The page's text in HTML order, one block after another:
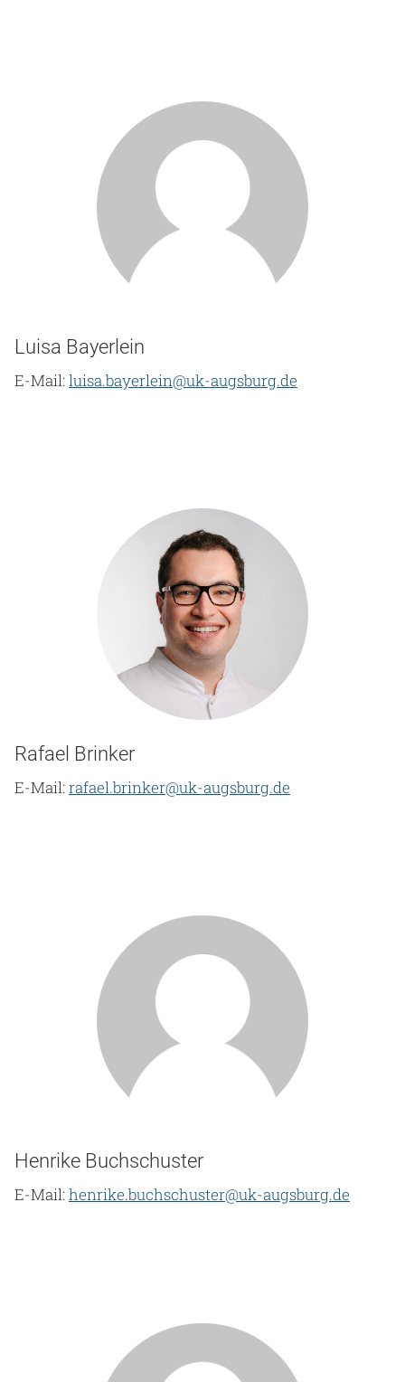
Luisa Bayerlein
E-Mail:luisa.bayerlein@uk-augsburg.de
Rafael Brinker
E-Mail:rafael.brinker@uk-augsburg.de
Henrike Buchschuster
E-Mail:henrike.buchschuster@uk-augsburg.de